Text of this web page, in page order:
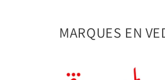
MARQUES EN